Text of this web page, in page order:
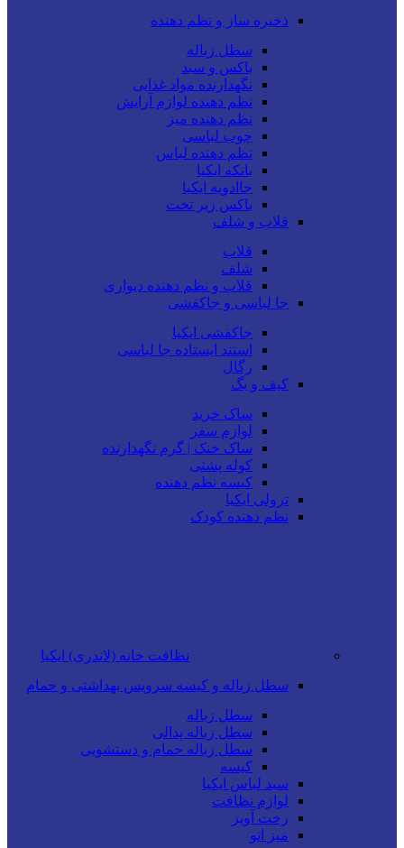
ذخیره ساز و نظم دهنده
سطل زباله
باکس و سبد
نگهدارنده مواد غذایی
نظم دهنده لوازم آرایش
نظم دهنده میز
چوب لباسی
نظم دهنده لباس
بانکه ایکیا
جاادویه ایکیا
باکس زیر تخت
قلاب و شلف
قلاب
شلف
قلاب و نظم دهنده دیواری
جا لباسی و جاکفشی
جاکفشی ایکیا
استند ایستاده جا لباسی
رگال
کیف و بگ
ساک خرید
لوازم سفر
ساک خنک | گرم نگهدارنده
کوله پشتی
کیسه نظم دهنده
ترولی ایکیا
نظم دهنده کودک
نظافت خانه (لاندری) ایکیا
سطل زباله و کیسه سرویس بهداشتی و حمام
سطل زباله
سطل زباله پدالی
سطل زباله حمام و دستشویی
کیسه
سبد لباس ایکیا
لوازم نظافت
رخت آویز
میز اتو